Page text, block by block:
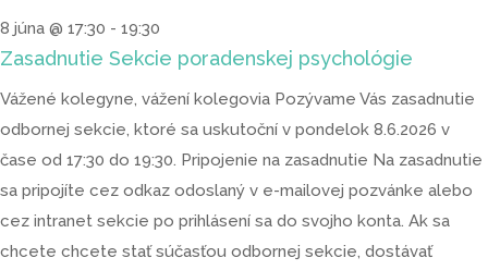
8 júna @ 17:30 - 19:30
Zasadnutie Sekcie poradenskej psychológie
Vážené kolegyne, vážení kolegovia Pozývame Vás zasadnutie
odbornej sekcie, ktoré sa uskutoční v pondelok 8.6.2026 v
čase od 17:30 do 19:30. Pripojenie na zasadnutie Na zasadnutie
sa pripojíte cez odkaz odoslaný v e-mailovej pozvánke alebo
cez intranet sekcie po prihlásení sa do svojho konta. Ak sa
chcete chcete stať súčasťou odbornej sekcie, dostávať